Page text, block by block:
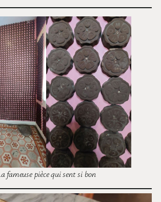
fameuse pièce qui sent si bon